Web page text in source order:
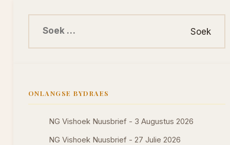
ONLANGSE BYDRAES
NG Vishoek Nuusbrief - 3 Augustus 2026
NG Vishoek Nuusbrief - 27 Julie 2026